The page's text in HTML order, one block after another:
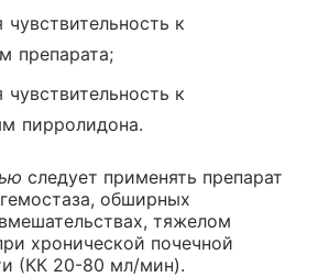
к
препарата;
к
пирролидона.
следует применять препарат
обширных
тяжелом
хронической почечной
(КК 20-80 мл/мин).